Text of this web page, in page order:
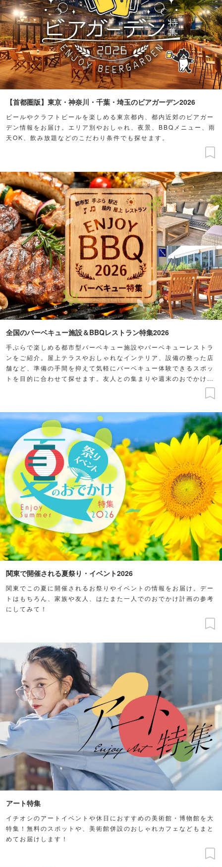
【首都圏版】東京・神奈川・千葉・埼玉のビアガーデン2026
ビールやクラフトビールを楽しめる東京都内、都内近郊のビアガー
デン情報をお届け。エリア別やおしゃれ、夜景、BBQメニュー、雨
天OK、飲み放題などのこだわり条件でも探せます。
全国のバーベキュー施設＆BBQレストラン特集2026
手ぶらで楽しめる都市型バーベキュー施設やバーベキューレストラ
ンをご紹介。屋上テラスやおしゃれなインテリア、設備の整った店
舗など、準備の手間を抑えて気軽にバーベキュー体験できるスポッ
トを目的に合わせて探せます。友人との集まりや週末のおでかけ
関東で開催される夏祭り・イベント2026
関東でこの夏に開催されるお祭りやイベントの情報をお届け。デー
トはもちろん、家族や友人、はたまた一人でのおでかけ計画の参考
にしてみて！
アート特集
イチオシのアートイベントや休日におすすめの美術館・博物館を大
特集！無料のスポットや、美術館併設のおしゃれカフェなどもまと
めてお届けします！